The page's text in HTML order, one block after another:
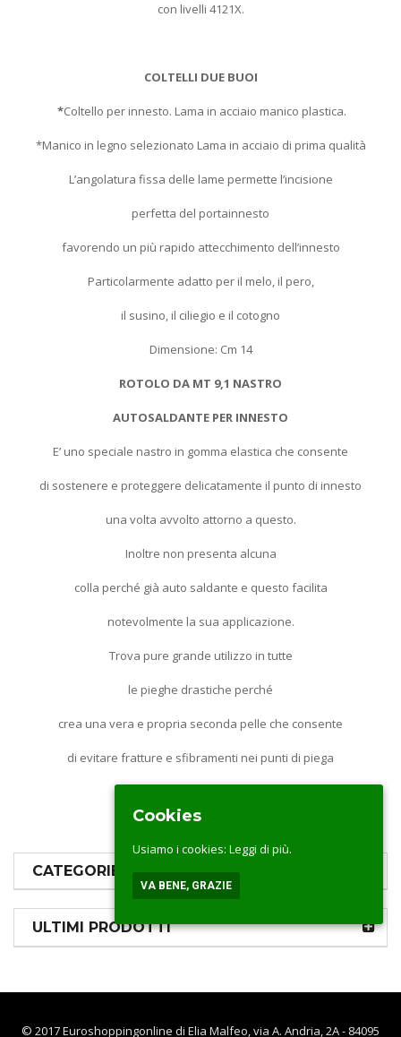
CATEGORIE PRODOTTI
ULTIMI PRODOTTI
con livelli 4121X.
COLTELLI DUE BUOI
*Coltello per innesto. Lama in acciaio manico plastica.
*Manico in legno selezionato Lama in acciaio di prima qualità
L’angolatura fissa delle lame permette l’incisione
perfetta del portainnesto
favorendo un più rapido attecchimento dell’innesto
Particolarmente adatto per il melo, il pero,
il susino, il ciliegio e il cotogno
Dimensione: Cm 14
ROTOLO DA MT 9,1 NASTRO
AUTOSALDANTE PER INNESTO
E’ uno speciale nastro in gomma elastica che consente
di sostenere e proteggere delicatamente il punto di innesto
una volta avvolto attorno a questo.
Inoltre non presenta alcuna
colla perché già auto saldante e questo facilita
notevolmente la sua applicazione.
Trova pure grande utilizzo in tutte
le pieghe drastiche perché
crea una vera e propria seconda pelle che consente
di evitare fratture e sfibramenti nei punti di piega
© 2017 Euroshoppingonline di Elia Malfeo, via A. Andria, 2A - 84095
Cookies
Usiamo i cookies: Leggi di più.
VA BENE, GRAZIE